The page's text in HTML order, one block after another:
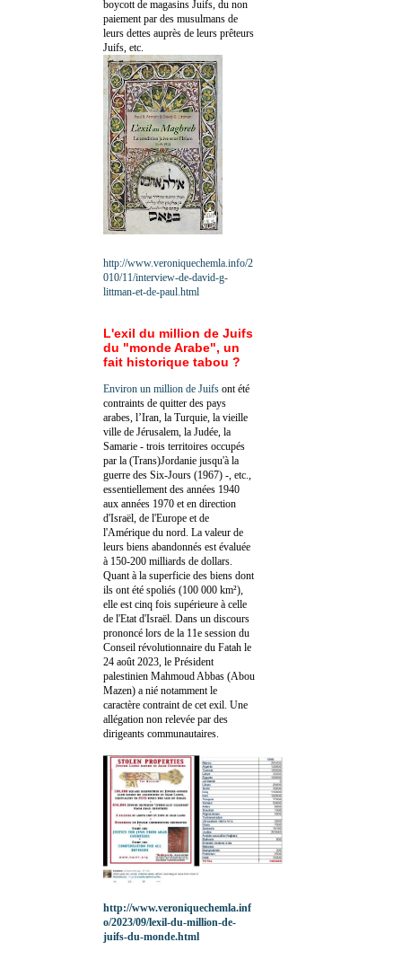
boycott de magasins Juifs, du non
paiement par des musulmans de
leurs dettes auprès de leurs prêteurs
Juifs, etc.
http://www.veroniquechemla.info/2
010/11/interview-de-david-g-
littman-et-de-paul.html
L'exil du million de Juifs
du "monde Arabe", un
fait historique tabou ?
Environ un million de Juifs ont été
contraints de quitter des pays
arabes, l’Iran, la Turquie, la vieille
ville de Jérusalem, la Judée, la
Samarie - trois territoires occupés
par la (Trans)Jordanie jusqu'à la
guerre des Six-Jours (1967) -, etc.,
essentiellement des années 1940
aux années 1970 et en direction
d'Israël, de l'Europe et de
l'Amérique du nord. La valeur de
leurs biens abandonnés est évaluée
à 150-200 milliards de dollars.
Quant à la superficie des biens dont
ils ont été spoliés (100 000 km²),
elle est cinq fois supérieure à celle
de l'Etat d'Israël. Dans un discours
prononcé lors de la 11e session du
Conseil révolutionnaire du Fatah le
24 août 2023, le Président
palestinien Mahmoud Abbas (Abou
Mazen) a nié notamment le
caractère contraint de cet exil. Une
allégation non relevée par des
dirigeants communautaires.
http://www.veroniquechemla.inf
o/2023/09/lexil-du-million-de-
juifs-du-monde.html